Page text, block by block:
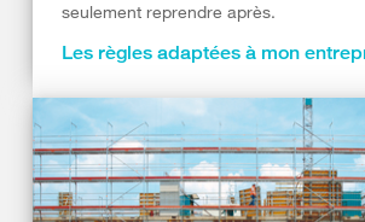
seulement reprendre après.
Les règles adaptées à mon